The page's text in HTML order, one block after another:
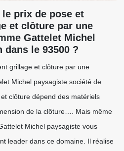
prix de pose et
et clôture par une
Gattelet Michel
dans le 93500 ?
grillage et clôture par une
Michel paysagiste société de
clôture dépend des matériels
de la clôture…. Mais même
Michel paysagiste vous
leader dans ce domaine. Il réalise